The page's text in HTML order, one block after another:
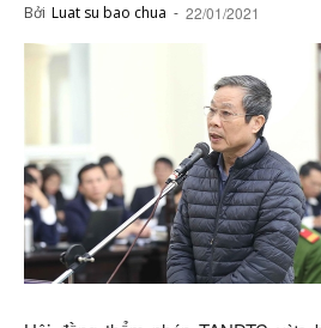
Bởi Luat su bao chua - 22/01/2021